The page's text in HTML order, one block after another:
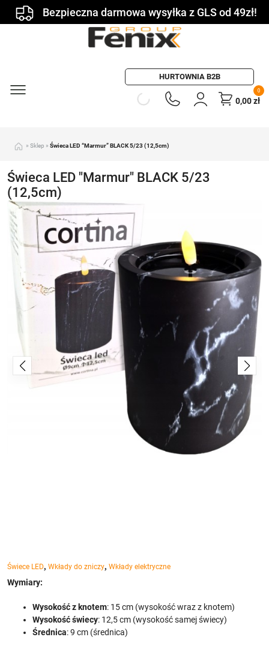
Bezpieczna darmowa wysyłka z GLS od 49zł!
HURTOWNIA B2B
0
0,00zł
» Sklep » Świeca LED “Marmur” BLACK 5/23 (12,5cm)
Świeca LED "Marmur" BLACK 5/23
(12,5cm)
Świece LED, Wkłady do zniczy, Wkłady elektryczne
Wymiary:
Wysokość z knotem: 15 cm (wysokość wraz z knotem)
Wysokość świecy: 12,5 cm (wysokość samej świecy)
Średnica: 9 cm (średnica)